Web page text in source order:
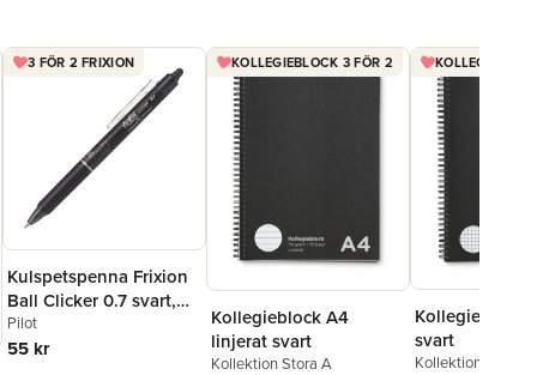
3 FÖR 2 FRIXION
Kulspetspenna Frixion
Ball Clicker 0.7 svart,
raderbar
Pilot
55 kr
KOLLEGIEBLOCK 3 FÖR 2
Kollegieblock A4
linjerat svart
Kollektion Stora A
Kollegieblock
svart
Kollektion Stora A